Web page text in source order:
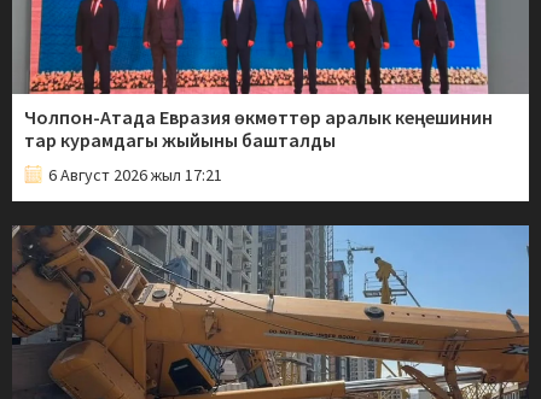
Чолпон-Атада Евразия өкмөттөр аралык кеңешинин
тар курамдагы жыйыны башталды
6 Август 2026 жыл 17:21